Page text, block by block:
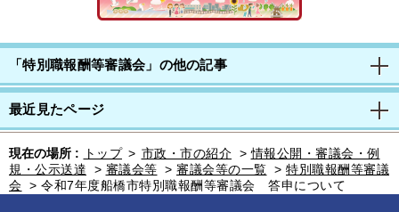
「特別職報酬等審議会」の他の記事
最近見たページ
現在の場所 : トップ > 市政・市の紹介 >情報公開・審議会・例
規・公示送達
> 審議会等 > 審議会等の一覧 > 特別職報酬等審議
会 > 令和7年度船橋市特別職報酬等審議会 答申について